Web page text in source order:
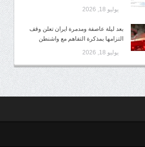
يوليو 18, 2026
بعد ليلة عاصفة ومدمرة ايران تعلن وقف
التزامها بمذكرة التفاهم مع واشنطن
يوليو 18, 2026